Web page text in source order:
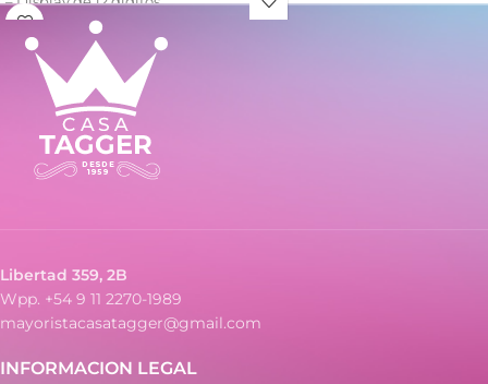
– Función de cálculos de
porcentaje regulares
– Pantalla grande y fácil de leer
– Doble fuente de energía: solar
y batería
– Ideal para oficina, comercio y
uso diario
velocidad de 2.0 líneas por
Libertad 359, 2B
Wpp. +54 9 11 2270-1989
mayoristacasatagger@gmail.com
INFORMACION LEGAL